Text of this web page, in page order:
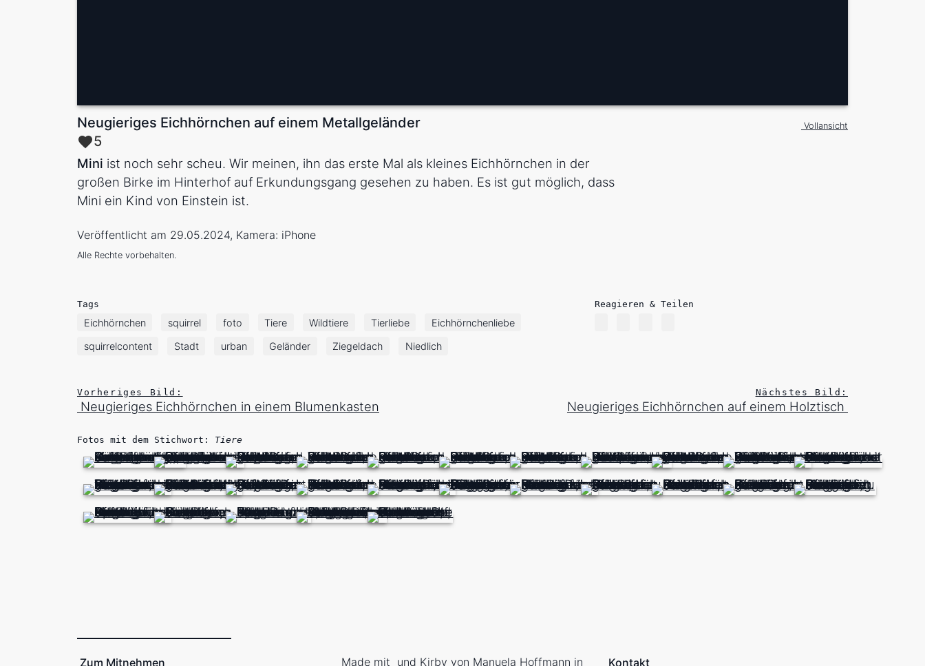
Neugieriges Eichhörnchen auf einem Metallgeländer
5
Mini ist noch sehr scheu. Wir meinen, ihn das erste Mal als kleines Eichhörnchen in der
großen Birke im Hinterhof auf Erkundungsgang gesehen zu haben. Es ist gut möglich, dass
Mini ein Kind von Einstein ist.
Veröffentlicht am 29.05.2024, Kamera: iPhone
Alle Rechte vorbehalten.
Vollansicht
Tags
Eichhörnchen squirrel foto Tiere Wildtiere Tierliebe Eichhörnchenliebe
squirrelcontent Stadt urban Geländer Ziegeldach Niedlich
Reagieren & Teilen
Vorheriges Bild:
Neugieriges Eichhörnchen in einem Blumenkasten
Nächstes Bild:
Neugieriges Eichhörnchen auf einem Holztisch
Fotos mit dem Stichwort: Tiere
Zum Mitnehmen Made mit und Kirby von Manuela Hoffmann in Kontakt